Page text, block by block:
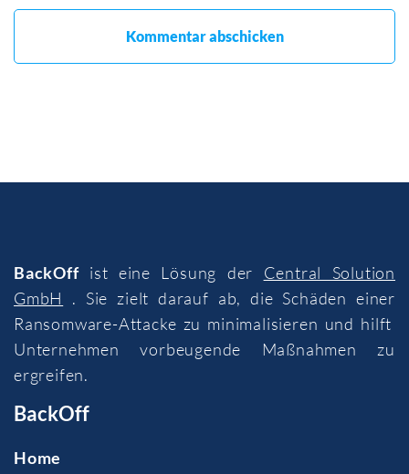
BackOffist eine Lösung der Central Solution
GmbH
. Sie zielt darauf ab, die Schäden einer
Ransomware-Attacke zu minimalisieren und hilft
Unternehmen vorbeugende Maßnahmen zu
ergreifen.
BackOff
Home